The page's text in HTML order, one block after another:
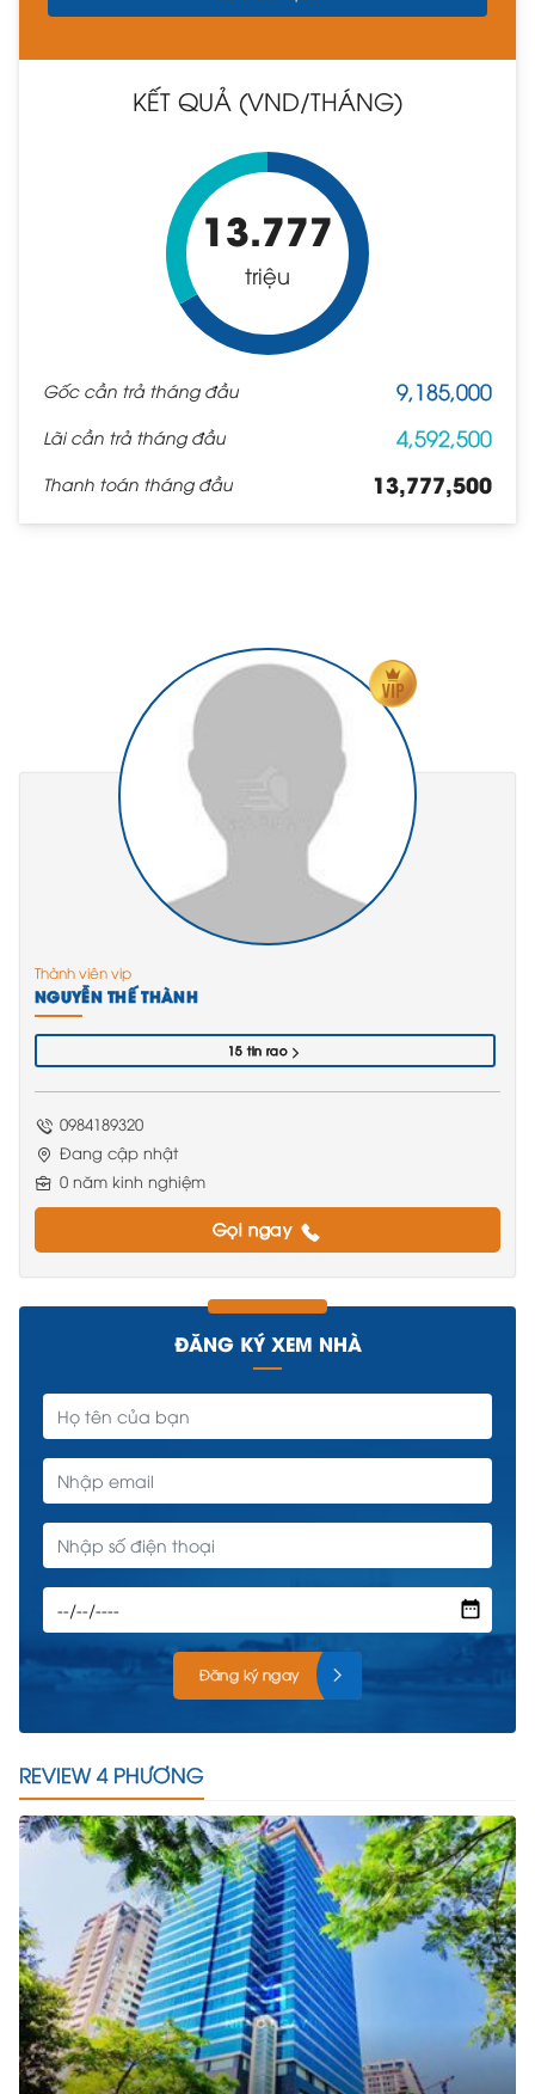
KẾT QUẢ (VND/THÁNG)
13.777
triệu
Gốc cần trả tháng đầu 9,185,000
Lãi cần trả tháng đầu 4,592,500
Thanh toán tháng đầu 13,777,500
Thành viên vip
NGUYỄN THẾ THÀNH
15 tin rao
0984189320
Đang cập nhật
0 năm kinh nghiệm
Gọi ngay
ĐĂNG KÝ XEM NHÀ
Đăng ký ngay
REVIEW 4 PHƯƠNG